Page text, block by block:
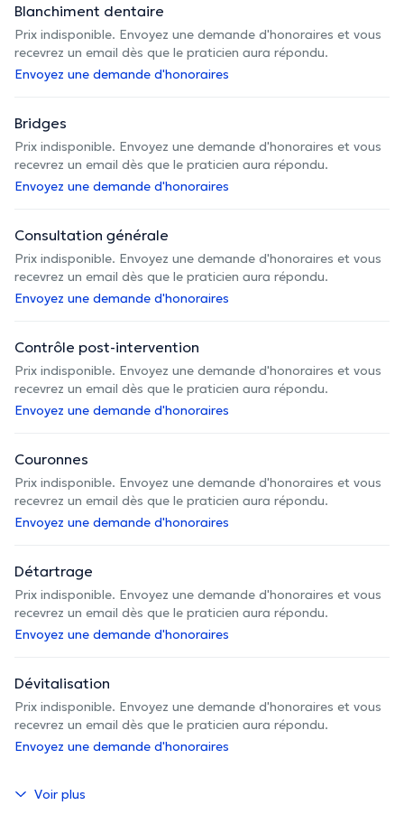
Blanchiment dentaire
Prix indisponible. Envoyez une demande d'honoraires et vous
recevrez un email dès que le praticien aura répondu.
Envoyez une demande d'honoraires
Bridges
Prix indisponible. Envoyez une demande d'honoraires et vous
recevrez un email dès que le praticien aura répondu.
Envoyez une demande d'honoraires
Consultation générale
Prix indisponible. Envoyez une demande d'honoraires et vous
recevrez un email dès que le praticien aura répondu.
Envoyez une demande d'honoraires
Contrôle post-intervention
Prix indisponible. Envoyez une demande d'honoraires et vous
recevrez un email dès que le praticien aura répondu.
Envoyez une demande d'honoraires
Couronnes
Prix indisponible. Envoyez une demande d'honoraires et vous
recevrez un email dès que le praticien aura répondu.
Envoyez une demande d'honoraires
Détartrage
Prix indisponible. Envoyez une demande d'honoraires et vous
recevrez un email dès que le praticien aura répondu.
Envoyez une demande d'honoraires
Dévitalisation
Prix indisponible. Envoyez une demande d'honoraires et vous
recevrez un email dès que le praticien aura répondu.
Envoyez une demande d'honoraires
Voir plus